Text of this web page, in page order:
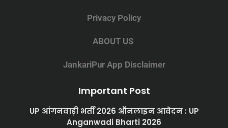
Privacy Policy
ABOUT US
JankariPur App Disclaimer
Important Post
UP आंगनवाड़ी भर्ती 2026 ऑनलाइन आवेदन : UP
Anganwadi Bharti 2026